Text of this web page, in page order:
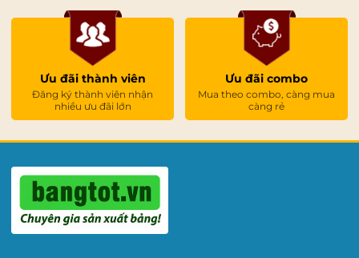
Ưu đãi thành viên
Đăng ký thành viên nhận
nhiều ưu đãi lớn
Ưu đãi combo
Mua theo combo, càng mua
càng rẻ